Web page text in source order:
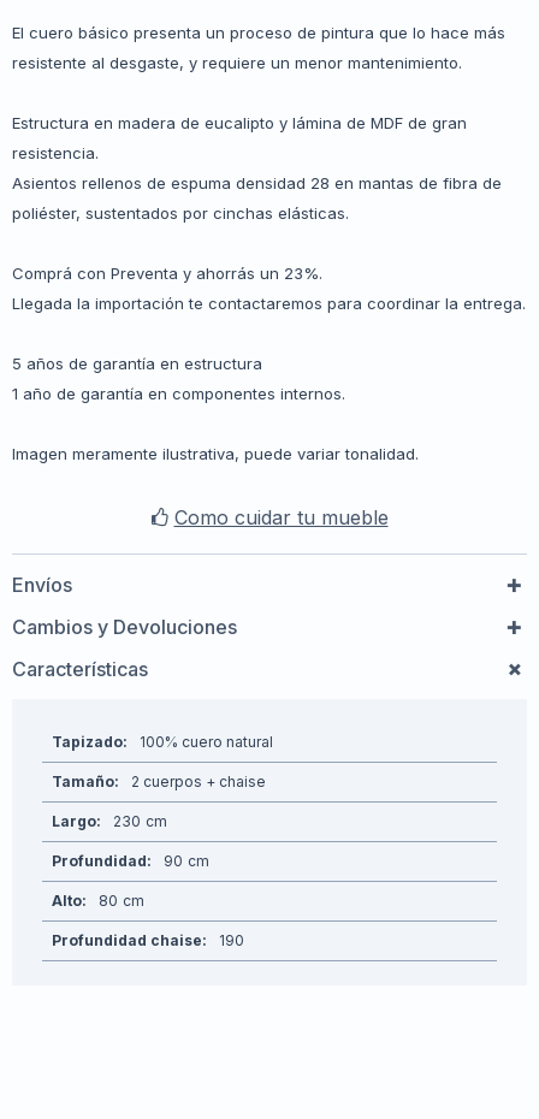
El cuero básico presenta un proceso de pintura que lo hace más
resistente al desgaste, y requiere un menor mantenimiento.
Estructura en madera de eucalipto y lámina de MDF de gran
resistencia.
Asientos rellenos de espuma densidad 28 en mantas de fibra de
poliéster, sustentados por cinchas elásticas.
Comprá con Preventa y ahorrás un 23%.
Llegada la importación te contactaremos para coordinar la entrega.
5 años de garantía en estructura
1 año de garantía en componentes internos.
Imagen meramente ilustrativa, puede variar tonalidad.
Como cuidar tu mueble
Envíos
Cambios y Devoluciones
Características
Tapizado 100% cuero natural
Tamaño 2 cuerpos + chaise
Largo 230
Profundidad 90
Alto 80
Profundidad chaise 190